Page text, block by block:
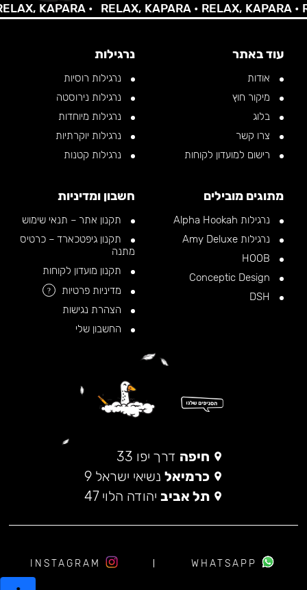
KAPARA • RELAX, KAPARA •RELAX, KAPARA •
עוד באתר
אודות
מיקור חוץ
בלוג
צרו קשר
רישום למועדון לקוחות
נרגילות
נרגילות רוסיות
נרגילות נירוסטה
נרגילות מיוחדות
נרגילות יוקרתיות
נרגילות קטנות
מתוגים מובילים
נרגילות Alpha Hookah
נרגילות Amy Deluxe
חשבון ומדיניות
תקנון אתר – תנאי שימוש
תקנון גיפטכארד – כרטיס
מתנה
תקנון מועדון לקוחות
מדיניות פרטיות
?
הצהרת נגישות
החשבון שלי
חיפה דרך יפו 33
כרמיאל נשיאי ישראל 9
תל אביב יהודה הלוי 47
WHATSAPP
INSTAGRAM